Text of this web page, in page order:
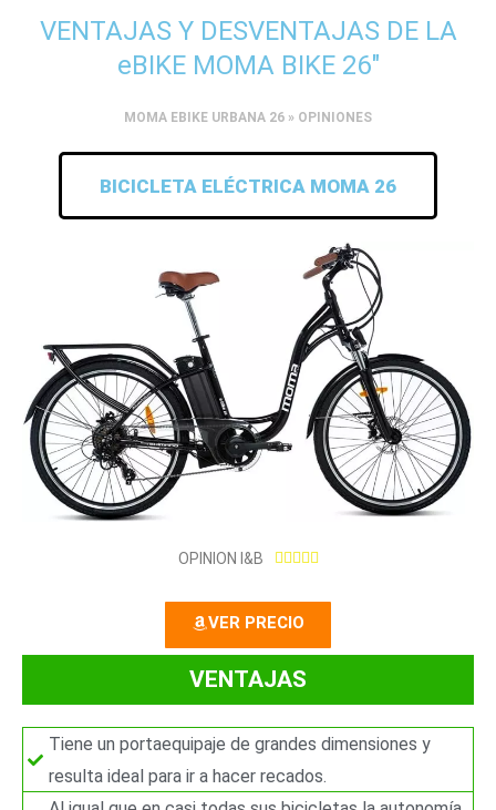
VENTAJAS Y DESVENTAJAS DE LA
eBIKE MOMA BIKE 26"
MOMA EBIKE URBANA 26 » OPINIONES
BICICLETA ELÉCTRICA MOMA 26
OPINION I&B     5
VER PRECIO
VENTAJAS
Tiene un portaequipaje de grandes dimensiones y
resulta ideal para ir a hacer recados.